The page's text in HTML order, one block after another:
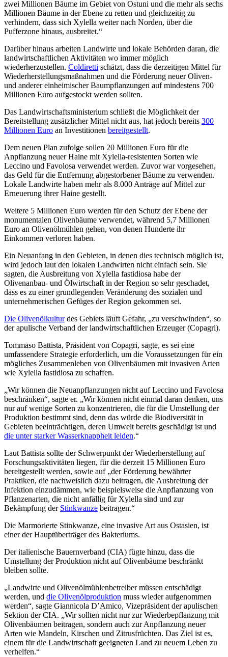
zwei Millionen Bäume im Gebiet von Ostuni und die mehr als sechs
Millionen Bäume in der Ebene zu retten und gleichzeitig zu
verhindern, dass sich Xylella weiter nach Norden, über die
Pufferzone hinaus, ausbreitet.“
Darüber hinaus arbeiten Landwirte und lokale Behörden daran, die
landwirtschaftlichen Aktivitäten wo immer möglich
wiederherzustellen. Coldiretti schätzt, dass die derzeitigen Mittel für
Wiederherstellungsmaßnahmen und die Förderung neuer Oliven-
und anderer einheimischer Baumpflanzungen auf mindestens 700
Millionen Euro aufgestockt werden sollten.
Das Landwirtschaftsministerium schließt die Möglichkeit der
Bereitstellung zusätzlicher Mittel nicht aus, hat jedoch bereits 300
Millionen Euro an Investitionen bereitgestellt.
Dem neuen Plan zufolge sollen 20 Millionen Euro für die
Anpflanzung neuer Haine mit Xylella-resistenten Sorten wie
Leccino und Favolosa verwendet werden. Zuvor war vorgesehen,
das Geld für die Entfernung abgestorbener Bäume zu verwenden.
Lokale Landwirte haben mehr als 8.000 Anträge auf Mittel zur
Erneuerung ihrer Haine gestellt.
Weitere 5 Millionen Euro werden für den Schutz der Ebene der
monumentalen Olivenbäume verwendet, während 5,7 Millionen
Euro an Olivenölmühlen gehen, von denen Hunderte ihr
Einkommen verloren haben.
Ein Neuanfang in den Gebieten, in denen dies technisch möglich ist,
wird jedoch laut den lokalen Landwirten nicht einfach sein. Sie
sagten, die Ausbreitung von Xylella fastidiosa habe der
Olivenanbau- und Ölwirtschaft in der Region so sehr geschadet,
dass es zu einer grundlegenden Veränderung des sozialen und
unternehmerischen Gefüges der Region gekommen sei.
Die Olivenölkulturdes Gebiets läuft Gefahr, „zu verschwinden“, so
der apulische Verband der landwirtschaftlichen Erzeuger (Copagri).
Tommaso Battista, Präsident von Copagri, sagte, es sei eine
umfassendere Strategie erforderlich, um die Voraussetzungen für ein
mögliches Zusammenleben von Olivenbäumen mit invasiven Arten
wie Xylella fastidiosa zu schaffen.
„Wir können die Neuanpflanzungen nicht auf Leccino und Favolosa
beschränken“, sagte er. „Wir können nicht einmal daran denken, uns
nur auf wenige Sorten zu konzentrieren, die für die Umstellung der
Produktion bestimmt sind, denn das würde die Biodiversität in
Gebieten beeinträchtigen, deren Umwelt bereits geschädigt ist und
die unter starker Wasserknappheit leiden.“
Laut Battista sollte der Schwerpunkt der Wiederherstellung auf
Forschungsaktivitäten liegen, für die derzeit 15 Millionen Euro
bereitgestellt werden, sowie auf „der Förderung bewährter
Praktiken, die nachweislich dazu beitragen, die Ausbreitung der
Infektion einzudämmen, wie beispielsweise die Anpflanzung von
Pflanzenarten, die nicht anfällig für Xylella sind und zur
Bekämpfung der Stinkwanze beitragen.“
Die Marmorierte Stinkwanze, eine invasive Art aus Ostasien, ist
einer der Hauptüberträger des Bakteriums.
Der italienische Bauernverband (CIA) fügte hinzu, dass die
Umstellung der Produktion nicht auf Olivenbäume beschränkt
bleiben sollte.
„Landwirte und Olivenölmühlenbetreiber müssen entschädigt
werden, und die Olivenölproduktion muss wieder aufgenommen
werden“, sagte Giannicola D’Amico, Vizepräsident der apulischen
Sektion der CIA. „Wir sollten nicht nur zur Wiederbepflanzung mit
Olivenbäumen beitragen, sondern auch zur Anpflanzung neuer
Arten wie Mandeln, Kirschen und Zitrusfrüchten. Das Ziel ist es,
einem für die Landwirtschaft geeigneten Land zu neuem Leben zu
verhelfen.“